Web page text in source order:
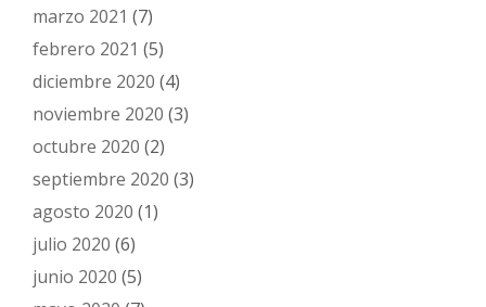
marzo 2021 (7)
febrero 2021 (5)
diciembre 2020 (4)
noviembre 2020 (3)
octubre 2020 (2)
septiembre 2020 (3)
agosto 2020 (1)
julio 2020 (6)
junio 2020 (5)